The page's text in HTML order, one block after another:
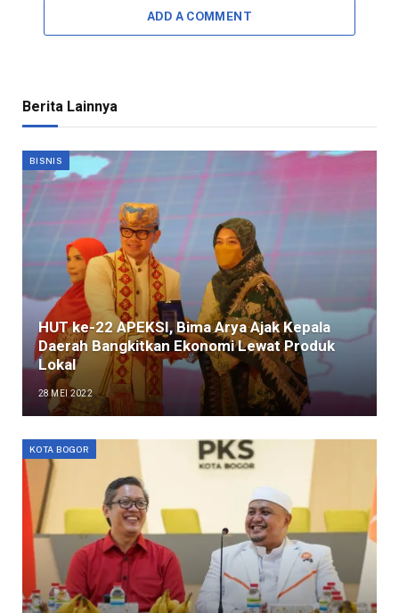
ADD A COMMENT
Berita Lainnya
BISNIS
HUT ke-22 APEKSI, Bima Arya Ajak Kepala
Daerah Bangkitkan Ekonomi Lewat Produk
Lokal
28 MEI 2022
KOTA BOGOR